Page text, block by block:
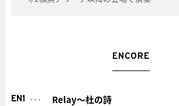
ENCORE
EN1 Relay〜杜の詩